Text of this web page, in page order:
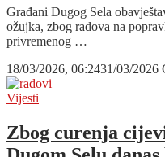
Građani Dugog Sela
ožujka, zbog radova na
privremenog …
18/03/2026, 06:2431/03/2026
Vijesti
Zbog curenja